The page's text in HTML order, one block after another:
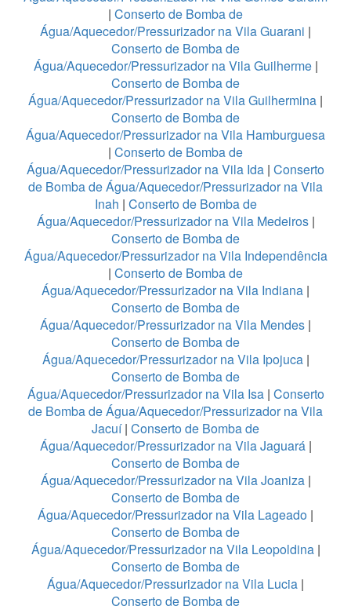
| Conserto de Bomba de
Água/Aquecedor/Pressurizador na Vila Guarani |
Conserto de Bomba de
Água/Aquecedor/Pressurizador na Vila Guilherme|
Conserto de Bomba de
Água/Aquecedor/Pressurizador na Vila Guilhermina |
Conserto de Bomba de
Água/Aquecedor/Pressurizador na Vila Hamburguesa
| Conserto de Bomba de
Água/Aquecedor/Pressurizador na Vila Ida | Conserto
de Bomba de Água/Aquecedor/Pressurizador na Vila
Inah | Conserto de Bomba de
Água/Aquecedor/Pressurizador na Vila Medeiros|
Conserto de Bomba de
Água/Aquecedor/Pressurizador na Vila Independência
| Conserto de Bomba de
Água/Aquecedor/Pressurizador na Vila Indiana |
Conserto de Bomba de
Água/Aquecedor/Pressurizador na Vila Mendes |
Conserto de Bomba de
Água/Aquecedor/Pressurizador na Vila Ipojuca|
Conserto de Bomba de
Água/Aquecedor/Pressurizador na Vila Isa| Conserto
de Bomba de Água/Aquecedor/Pressurizador na Vila
Jacuí| Conserto de Bomba de
Água/Aquecedor/Pressurizador na Vila Jaguará|
Conserto de Bomba de
Água/Aquecedor/Pressurizador na Vila Joaniza|
Conserto de Bomba de
Água/Aquecedor/Pressurizador na Vila Lageado |
Conserto de Bomba de
Água/Aquecedor/Pressurizador na Vila Leopoldina|
Conserto de Bomba de
Água/Aquecedor/Pressurizador na Vila Lucia |
Conserto de Bomba de